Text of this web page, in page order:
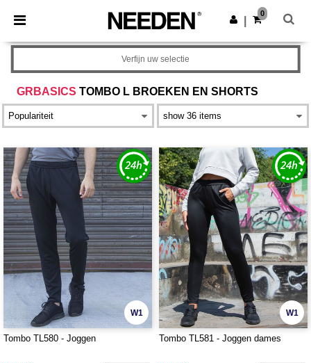
× Needen-app
Betere prijzen in de app!
Download app
0
GRBASICS TOMBO L BROEKEN EN SHORTS
Verfijn uw selectie
W1
Tombo TL580 - Joggen
W1
Tombo TL581 - Joggen dames